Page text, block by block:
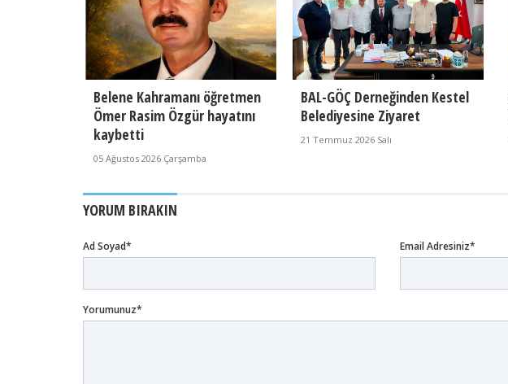
Belene Kahramanı öğretmen
Ömer Rasim Özgür hayatını
kaybetti
05 Ağustos 2026 Çarşamba
BAL-GÖÇ Derneğinden Kestel
Belediyesine Ziyaret
21 Temmuz 2026 Salı
YORUM BIRAKIN
Ad Soyad* Email Adresiniz*
Yorumunuz*